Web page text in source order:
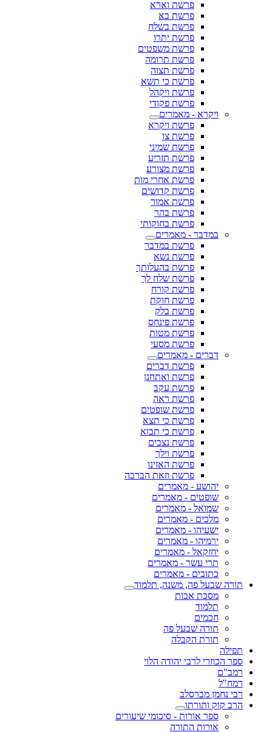
פרשת וארא
פרשת בא
פרשת בשלח
פרשת יתרו
פרשת משפטים
פרשת תרומה
פרשת תצוה
פרשת כי תשא
פרשת ויקהל
פרשת פקודי
ויקרא - מאמרים
פרשת ויקרא
פרשת צו
פרשת שמיני
פרשת תזריע
פרשת מצורע
פרשת אחרי מות
פרשת קדושים
פרשת אמור
פרשת בהר
פרשת בחוקותי
במדבר - מאמרים
פרשת במדבר
פרשת נשא
פרשת בהעלותך
פרשת שלח לך
פרשת קורח
פרשת חוקת
פרשת בלק
פרשת פינחס
פרשת מטות
פרשת מסעי
דברים - מאמרים
פרשת דברים
פרשת ואתחנן
פרשת עקב
פרשת ראה
פרשת שופטים
פרשת כי תצא
פרשת כי תבוא
פרשת נצבים
פרשת וילך
פרשת האזינו
פרשת וזאת הברכה
יהושע - מאמרים
שופטים - מאמרים
שמואל - מאמרים
מלכים - מאמרים
ישעיהו - מאמרים
ירמיהו - מאמרים
יחזקאל - מאמרים
תרי עשר - מאמרים
כתובים - מאמרים
תורה שבעל פה, משנה, תלמוד
מסכת אבות
תלמוד
חכמים
תורה שבעל פה
תורת הקבלה
תפילה
ספר הכוזרי לרבי יהודה הלוי
רמב"ם
רמח"ל
רבי נחמן מברסלב
הרב קוק ותורתו
ספר אורות - סיכומי שיעורים
אורות התורה